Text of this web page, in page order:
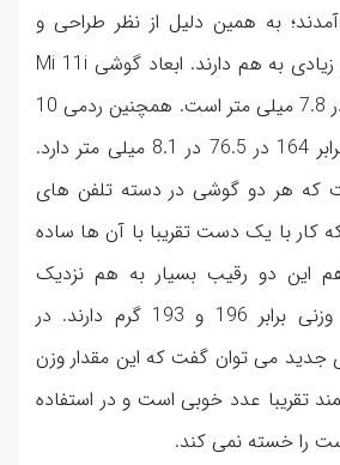
به بازار آمدند؛ به همین دلیل از نظر طراحی و
ساختار شباهت های زیادی به هم دارند. ابعاد گوشی Mi 11i
برابر 163.7 در 76.4 در 7.8 میلی متر است. همچنین ردمی 10
نوت پرو هم ابعادی برابر 164 در 76.5 در 8.1 میلی متر دارد.
که هر دو گوشی در دسته تلفن های
کار با یک دست تقریبا با آن ها ساده
این دو رقیب بسیار به هم نزدیک
هستند و به ترتیب وزنی برابر 196 و 193 گرم دارند. در
جدید می توان گفت که این مقدار وزن
تقریبا عدد خوبی است و در استفاده
را خسته نمی کند.